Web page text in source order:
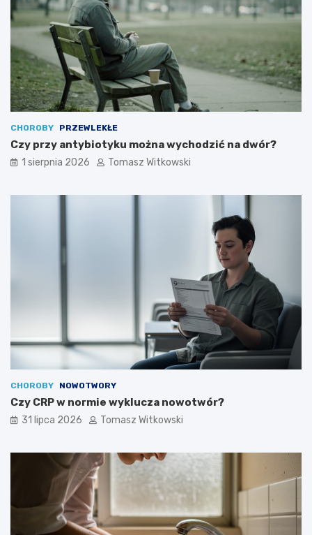
CHOROBY PRZEWLEKŁE
Czy przy antybiotyku można wychodzić na dwór?
1 sierpnia 2026 Tomasz Witkowski
CHOROBY NOWOTWORY
Czy CRP w normie wyklucza nowotwór?
31 lipca 2026 Tomasz Witkowski